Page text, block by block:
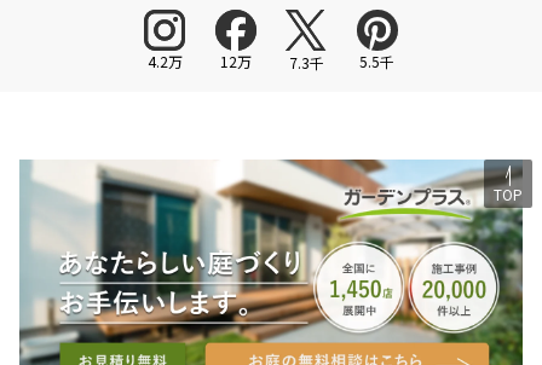
4.2万 12万 7.3千 5.5千
TOP